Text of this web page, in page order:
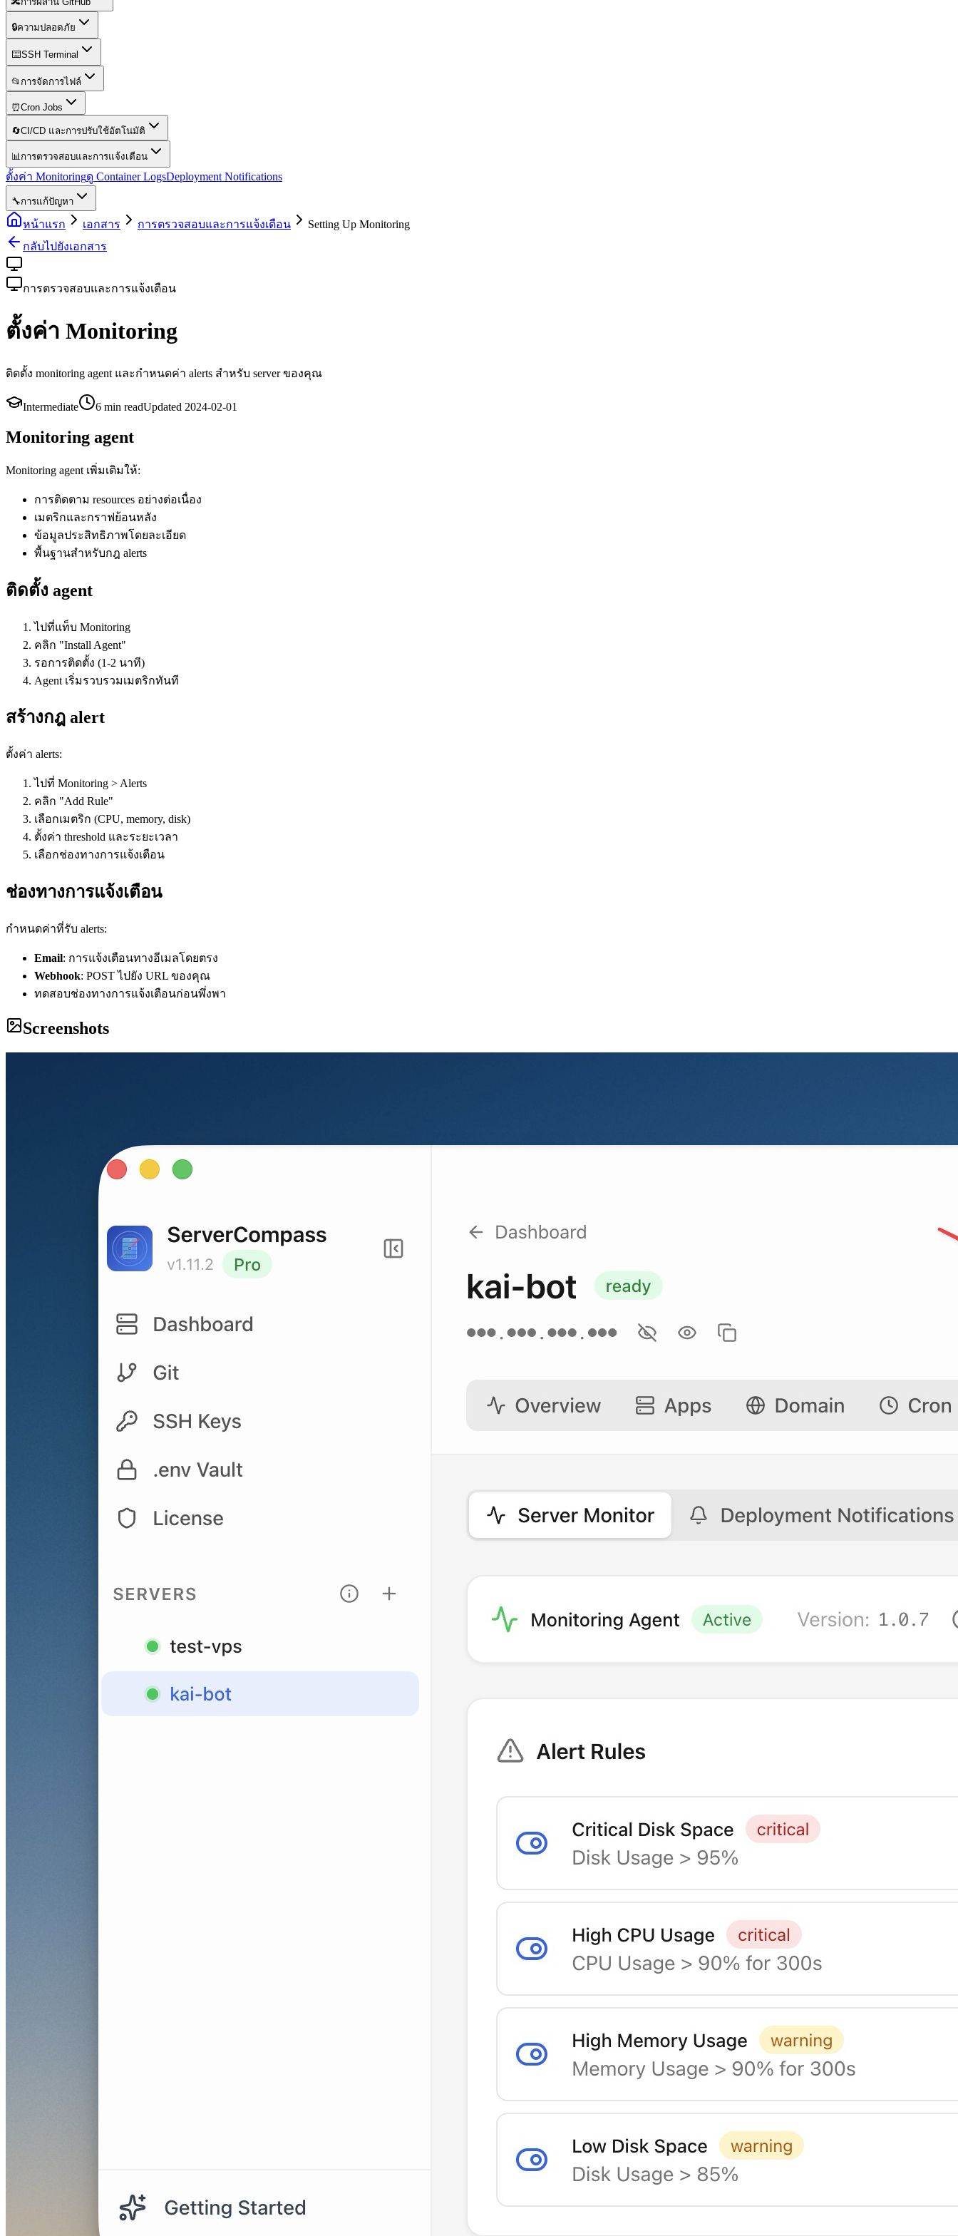
🔒ความปลอดภัย
⌨️SSH Terminal
📂 การจัดการไฟล์
⏰Cron Jobs
🔄CI/CD และการปรับใช้อัตโนมัติ
📊การตรวจสอบและการแจ้งเตือน
ตั้งค่า Monitoringดู Container LogsDeployment Notifications
🔧การแก้ปัญหา
หน้าแรก เอกสาร การตรวจสอบและการแจ้งเตือน
Setting Up Monitoring
กลับไปยังเอกสาร
การตรวจสอบและการแจ้งเตือน
ตั้งค่า Monitoring
ติดตั้ง monitoring agent และกำหนดค่า alerts สำหรับ server ของคุณ
Intermediate 6 min readUpdated 2024-02-01
Monitoring agent
Monitoring agent เพิ่มเติมให้:
การติดตาม resources อย่างต่อเนื่อง
เมตริกและกราฟย้อนหลัง
ข้อมูลประสิทธิภาพโดยละเอียด
พื้นฐานสำหรับกฎ alerts
ติดตั้ง agent
ไปที่แท็บ Monitoring
คลิก "Install Agent"
รอการติดตั้ง (1-2 นาที)
Agent เริ่มรวบรวมเมตริกทันที
สร้างกฎ alert
ตั้งค่า alerts:
ไปที่ Monitoring > Alerts
คลิก "Add Rule"
เลือกเมตริก (CPU, memory, disk)
ตั้งค่า threshold และระยะเวลา
เลือกช่องทางการแจ้งเตือน
ช่องทางการแจ้งเตือน
กำหนดค่าที่รับ alerts:
Email: การแจ้งเตือนทางอีเมลโดยตรง
Webhook: POST ไปยัง URL ของคุณ
ทดสอบช่องทางการแจ้งเตือนก่อนพึ่งพา
Screenshots